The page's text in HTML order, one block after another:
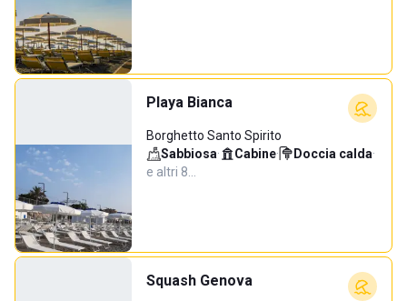
Playa Bianca
Borghetto Santo Spirito
Sabbiosa· Cabine· Doccia calda·
e altri 8…
Squash Genova